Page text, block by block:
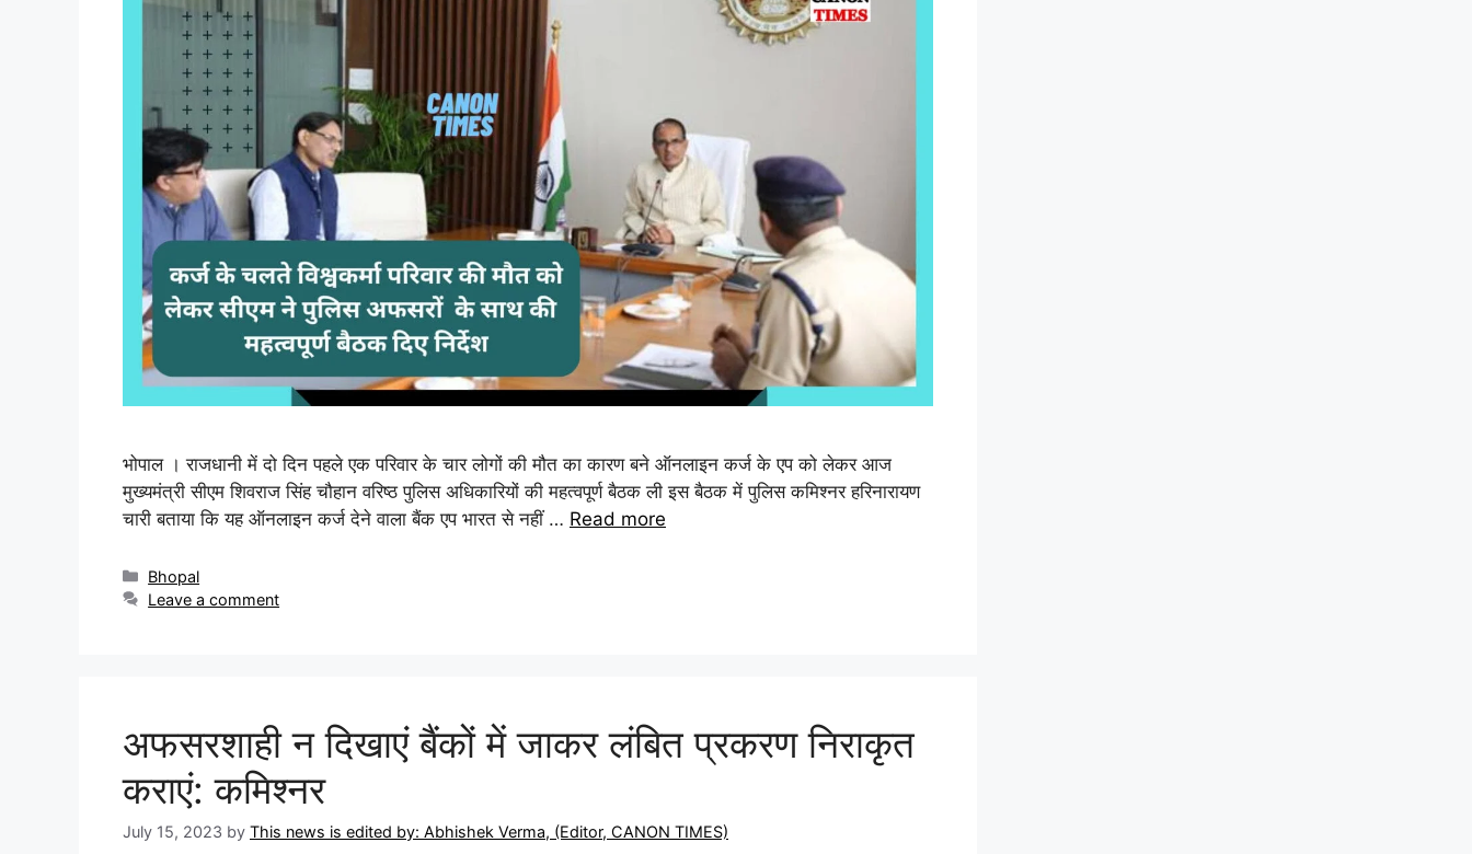
भोपाल । राजधानी में दो दिन पहले एक परिवार के चार लोगों की मौत का कारण बने ऑनलाइन कर्ज के एप को लेकर आज
मुख्यमंत्री सीएम शिवराज सिंह चौहान वरिष्ठ पुलिस अधिकारियों की महत्वपूर्ण बैठक ली इस बैठक में पुलिस कमिश्नर हरिनारायण
चारी बताया कि यह ऑनलाइन कर्ज देने वाला बैंक एप भारत से नहीं … Read more
Bhopal
Leave a comment
अफसरशाही न दिखाएं बैंकों में जाकर लंबित प्रकरण निराकृत
कराएं: कमिश्नर
July 15, 2023 by This news is edited by: Abhishek Verma, (Editor, CANON TIMES)